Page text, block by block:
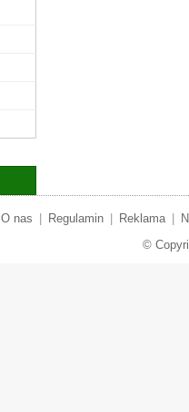
O nas Regulamin Reklama
©